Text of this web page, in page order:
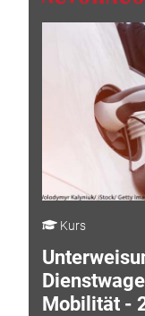
Kurs
Mobilität -